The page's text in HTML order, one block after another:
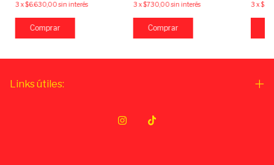
3 x$6.630,00 sin interés 3 x$730,00 sin interés 3 x
Links útiles: